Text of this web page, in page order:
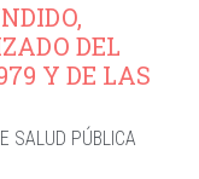
DEL
Y DE LAS
SALUD PÚBLICA